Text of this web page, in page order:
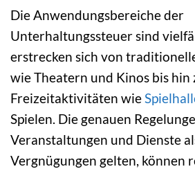
Die Anwendungsbereiche der
Unterhaltungssteuer sind
erstrecken sich von
wie Theatern und Kinos bis hin
Freizeitaktivitäten wie
Spielen. Die genauen
Veranstaltungen und Dienste
Vergnügungen gelten, können